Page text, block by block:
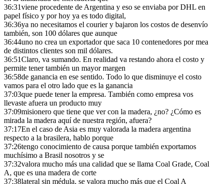
36:31viene procedente de Argentina y eso se enviaba por DHL en
papel físico y por hoy ya es todo digital,
36:36ya no necesitamos el courier y bajaron los costos de desenvío
también, son 100 dólares que aunque
36:44uno no crea un exportador que saca 10 contenedores por mea
de distintos clientes son mil dólares.
36:51Claro, va sumando. En realidad va restando ahora el costo y
permite tener también un mayor margen
36:58de ganancia en ese sentido. Todo lo que disminuye el costo
vamos para el otro lado que es la ganancia
37:03que puede tener la empresa. También como empresa vos
llevaste afuera un producto muy
37:09misionero que tiene que ver con la madera, ¿no? ¿Cómo es
mirada la madera aquí de nuestra región, afuera?
37:17En el caso de Asia es muy valorada la madera argentina
respecto a la brasilera, hablo porque
37:26tengo conocimiento de causa porque también exportamos
muchísimo a Brasil nosotros y se
37:32valora mucho más una calidad que se llama Coal Grade, Coal
A, que es una madera de corte
37:38lateral sin médula, se valora mucho más que el Coal A